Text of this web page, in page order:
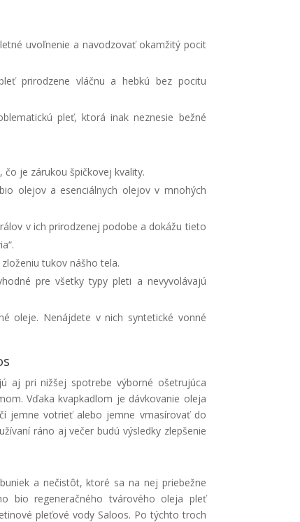
uvoľnenie a navodzovať okamžitý pocit
prirodzene vláčnu a hebkú bez pocitu
pleť, ktorá inak neznesie bežné
je zárukou špičkovej kvality.
olejov a esenciálnych olejov v mnohých
v ich prirodzenej podobe a dokážu tieto
tukov nášho tela.
pre všetky typy pleti a nevyvolávajú
oleje. Nenájdete v nich syntetické vonné
aj pri nižšej spotrebe výborné ošetrujúca
Vďaka kvapkadlom je dávkovanie oleja
jemne votrieť alebo jemne vmasírovať do
ráno aj večer budú výsledky zlepšenie
a nečistôt, ktoré sa na nej priebežne
bio regeneračného tvárového oleja pleť
pleťové vody Saloos. Po týchto troch